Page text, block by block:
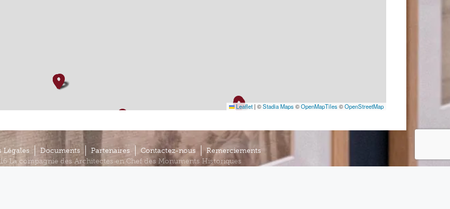
Leaflet | ©Stadia Maps ©OpenMapTiles ©OpenStreetMap
Légales Documents Partenaires Contactez-nous
Remerciements
La compagnie des Architectes en Chef des Monuments Historiques